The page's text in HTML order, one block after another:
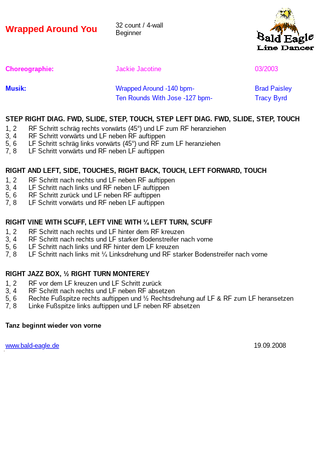
Wrapped Around You
32 count / 4-wall
Beginner
Choreographie: Jackie Jacotine 03/2003
Musik: Wrapped Around -140 bpm-
Brad Paisley
Ten Rounds With Jose -127 bpm-
Tracy Byrd
STEP RIGHT DIAG. FWD, SLIDE, STEP, TOUCH, STEP LEFT DIAG. FWD, SLIDE, STEP, TOUCH
1, 2
3, 4
5, 6
7, 8
RF Schritt schräg rechts vorwärts (45°) und LF zum RF heranziehen
RF Schritt vorwärts und LF neben RF auftippen
LF Schritt schräg links vorwärts (45°) und RF zum LF heranziehen
LF Schritt vorwärts und RF neben LF auftippen
RIGHT AND LEFT, SIDE, TOUCHES, RIGHT BACK, TOUCH, LEFT FORWARD, TOUCH
1, 2
3, 4
5, 6
7, 8
RF Schritt nach rechts und LF neben RF auftippen
LF Schritt nach links und RF neben LF auftippen
RF Schritt zurück und LF neben RF auftippen
LF Schritt vorwärts und RF neben LF auftippen
RIGHT VINE WITH SCUFF, LEFT VINE WITH ¼ LEFT TURN, SCUFF
1, 2
3, 4
5, 6
7, 8
RF Schritt nach rechts und LF hinter dem RF kreuzen
RF Schritt nach rechts und LF starker Bodenstreifer nach vorne
LF Schritt nach links und RF hinter dem LF kreuzen
LF Schritt nach links mit ¼ Linksdrehung und RF starker Bodenstreifer nach vorne
RIGHT JAZZ BOX, ½ RIGHT TURN MONTEREY
1, 2
3, 4
5, 6
7, 8
RF vor dem LF kreuzen und LF Schritt zurück
RF Schritt nach rechts und LF neben RF absetzen
Rechte Fußspitze rechts auftippen und ½ Rechtsdrehung auf LF & RF zum LF heransetzen
Linke Fußspitze links auftippen und LF neben RF absetzen
Tanz beginnt wieder von vorne
www.bald-eagle.de
19.09.2008